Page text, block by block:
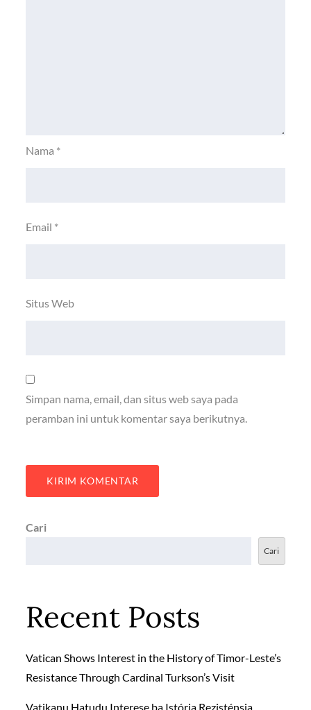
Nama *
Email *
Situs Web
Simpan nama, email, dan situs web saya pada
peramban ini untuk komentar saya berikutnya.
Cari
Cari
Recent Posts
Vatican Shows Interest in the History of Timor-Leste’s
Resistance Through Cardinal Turkson’s Visit
Vatikanu Hatudu Interese ba Istória Rezisténsia